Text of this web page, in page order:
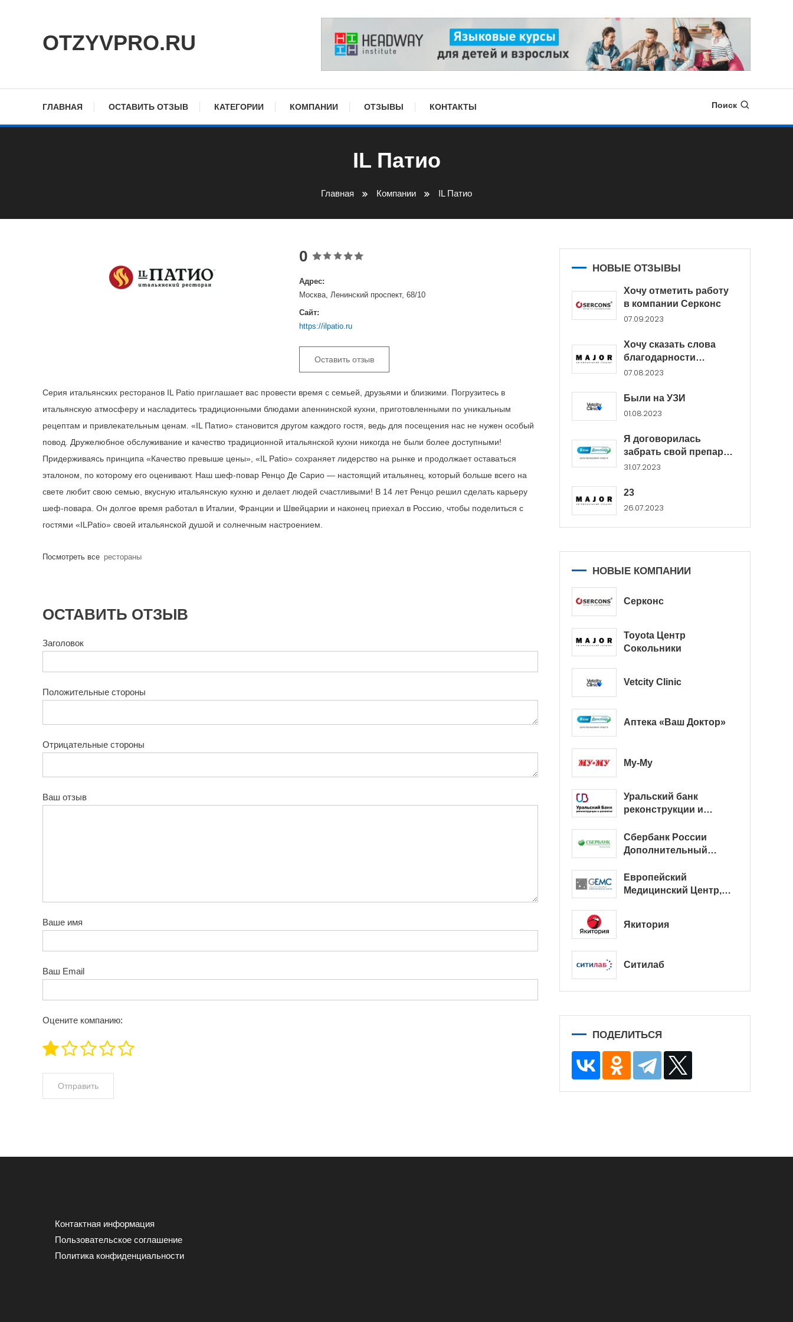
OTZYVPRO.RU
ГЛАВНАЯ ОСТАВИТЬ ОТЗЫВ КАТЕГОРИИ КОМПАНИИ ОТЗЫВЫ КОНТАКТЫ Поиск
IL Патио
Главная Компании IL Патио
0
Адрес:
Москва, Ленинский проспект, 68/10
Сайт:
https://ilpatio.ru
Оставить отзыв
Серия итальянских ресторанов IL Patio приглашает вас провести время с семьей, друзьями и близкими. Погрузитесь в
итальянскую атмосферу и насладитесь традиционными блюдами апеннинской кухни, приготовленными по уникальным
рецептам и привлекательным ценам. «IL Патио» становится другом каждого гостя, ведь для посещения нас не нужен особый
повод. Дружелюбное обслуживание и качество традиционной итальянской кухни никогда не были более доступными!
Придерживаясь принципа «Качество превыше цены», «IL Patio» сохраняет лидерство на рынке и продолжает оставаться
эталоном, по которому его оценивают. Наш шеф-повар Ренцо Де Сарио — настоящий итальянец, который больше всего на
свете любит свою семью, вкусную итальянскую кухню и делает людей счастливыми! В 14 лет Ренцо решил сделать карьеру
шеф-повара. Он долгое время работал в Италии, Франции и Швейцарии и наконец приехал в Россию, чтобы поделиться с
гостями «ILPatio» своей итальянской душой и солнечным настроением.
Посмотреть все рестораны
ОСТАВИТЬ ОТЗЫВ
Заголовок
Положительные стороны
Отрицательные стороны
Ваш отзыв
Ваше имя
Ваш Email
Оцените компанию:
НОВЫЕ ОТЗЫВЫ
Хочу отметить работу
в компании Серконс
07.09.2023
Хочу сказать слова
благодарности
менеджерам Major...
07.08.2023
Были на УЗИ
01.08.2023
Я договорилась
забрать свой препарат
в...
31.07.2023
23
26.07.2023
НОВЫЕ КОМПАНИИ
Серконс
Toyota Центр
Сокольники
Vetcity Clinic
Аптека «Ваш Доктор»
Му-Му
Уральский банк
реконструкции и
Сбербанк России
Дополнительный
Европейский
Медицинский Центр,
Якитория
Ситилаб
ПОДЕЛИТЬСЯ
Контактная информация
Пользовательское соглашение
Политика конфиденциальности